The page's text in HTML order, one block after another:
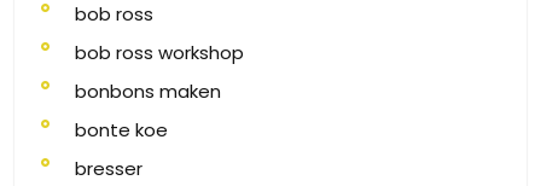
bob ross
bob ross workshop
bonbons maken
bonte koe
bresser